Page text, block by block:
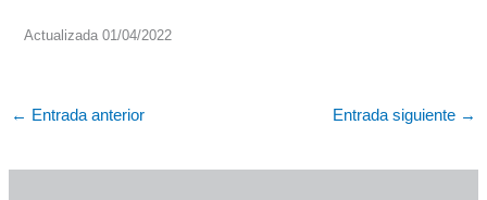
Actualizada 01/04/2022
← Entrada anterior Entrada siguiente →